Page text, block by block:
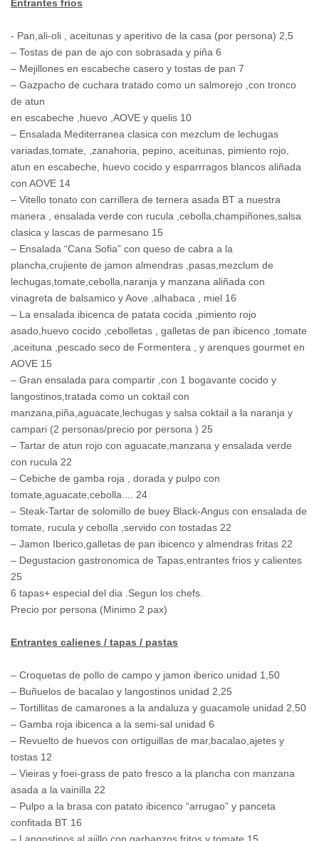
Entrantes fríos
- Pan,ali-oli , aceitunas y aperitivo de la casa (por persona) 2,5
– Tostas de pan de ajo con sobrasada y piña 6
– Mejillones en escabeche casero y tostas de pan 7
– Gazpacho de cuchara tratado como un salmorejo ,con tronco
de atun
en escabeche ,huevo ,AOVE y quelis 10
– Ensalada Mediterranea clasica con mezclum de lechugas
variadas,tomate, ,zanahoria, pepino, aceitunas, pimiento rojo,
atun en escabeche, huevo cocido y esparrragos blancos aliñada
con AOVE 14
– Vitello tonato con carrillera de ternera asada BT a nuestra
manera , ensalada verde con rucula ,cebolla,champiñones,salsa
clasica y lascas de parmesano 15
– Ensalada “Cana Sofia” con queso de cabra a la
plancha,crujiente de jamon almendras ,pasas,mezclum de
lechugas,tomate,cebolla,naranja y manzana aliñada con
vinagreta de balsamico y Aove ,alhabaca , miel 16
– La ensalada ibicenca de patata cocida ,pimiento rojo
asado,huevo cocido ,cebolletas , galletas de pan ibicenco ,tomate
,aceituna ,pescado seco de Formentera , y arenques gourmet en
AOVE 15
– Gran ensalada para compartir ,con 1 bogavante cocido y
langostinos,tratada como un coktail con
manzana,piña,aguacate,lechugas y salsa coktail a la naranja y
campari (2 personas/precio por persona ) 25
– Tartar de atun rojo con aguacate,manzana y ensalada verde
con rucula 22
– Cebiche de gamba roja , dorada y pulpo con
tomate,aguacate,cebolla.... 24
– Steak-Tartar de solomillo de buey Black-Angus con ensalada de
tomate, rucula y cebolla ,servido con tostadas 22
– Jamon Iberico,galletas de pan ibicenco y almendras fritas 22
– Degustacion gastronomica de Tapas,entrantes frios y calientes
25
6 tapas+ especial del dia .Segun los chefs.
Precio por persona (Minimo 2 pax)
Entrantes calienes / tapas / pastas
– Croquetas de pollo de campo y jamon iberico unidad 1,50
– Buñuelos de bacalao y langostinos unidad 2,25
– Tortillitas de camarones a la andaluza y guacamole unidad 2,50
– Gamba roja ibicenca a la semi-sal unidad 6
– Revuelto de huevos con ortiguillas de mar,bacalao,ajetes y
tostas 12
– Vieiras y foei-grass de pato fresco a la plancha con manzana
asada a la vainilla 22
– Pulpo a la brasa con patato ibicenco “arrugao” y panceta
confitada BT 16